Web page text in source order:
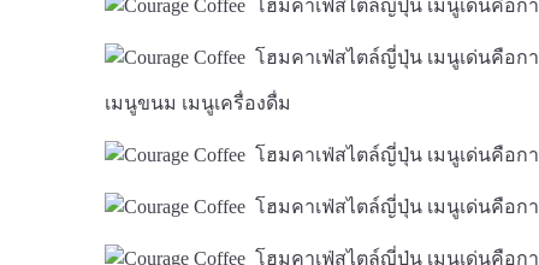
เมนูขนม เมนูเครื่องดื่ม